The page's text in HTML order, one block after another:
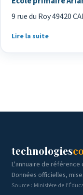
9 rue du Roy 49420
Lire la suite
technologies
L'annuaire de référence
Données officielles,
Source : Ministère de